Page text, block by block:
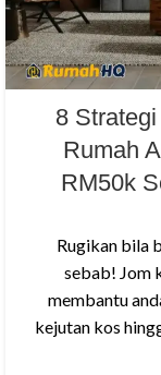
8
Rumah
RM50k
Rugikan bila
sebab! Jom
membantu
kejutan kos